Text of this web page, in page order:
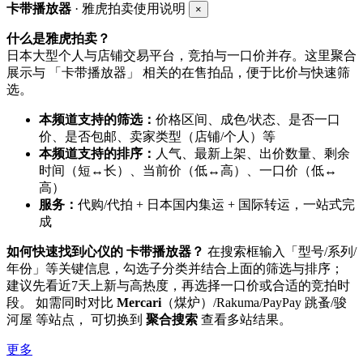
卡带播放器 · 雅虎拍卖使用说明 ×
什么是雅虎拍卖？
日本大型个人与店铺交易平台，竞拍与一口价并存。这里聚合
展示与 「卡带播放器」 相关的在售拍品，便于比价与快速筛
选。
本频道支持的筛选： 价格区间、成色/状态、是否一口
价、是否包邮、卖家类型（店铺/个人）等
本频道支持的排序： 人气、最新上架、出价数量、剩余
时间（短↔长）、当前价（低↔高）、一口价（低↔
高）
服务： 代购/代拍 + 日本国内集运 + 国际转运，一站式完
成
如何快速找到心仪的 卡带播放器？ 在搜索框输入「型号/系列/
年份」等关键信息，勾选子分类并结合上面的筛选与排序；
建议先看近7天上新与高热度，再选择一口价或合适的竞拍时
段。 如需同时对比 Mercari （煤炉）/Rakuma/PayPay 跳蚤/骏
河屋 等站点， 可切换到 聚合搜索 查看多站结果。
更多